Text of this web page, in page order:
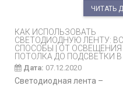
ЧИТАТЬ
КАК ИСПОЛЬЗОВАТЬ
СВЕТОДИОДНУЮ ЛЕНТУ:
СПОСОБЫ | ОТ ОСВЕЩЕНИЯ
ПОТОЛКА ДО ПОДСВЕТКИ В
Дата: 07.12.2020
Светодиодная лента –